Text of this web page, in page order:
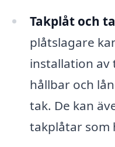
Takplåt och
plåtslagare
installation av
hållbar och
tak. De kan
takplåtar som